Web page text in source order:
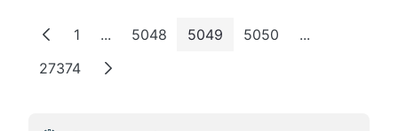
Page
1 ...Intermediate Pages
Page
5048 Page
5049 Page
5050 ...Intermediate
Page
27374